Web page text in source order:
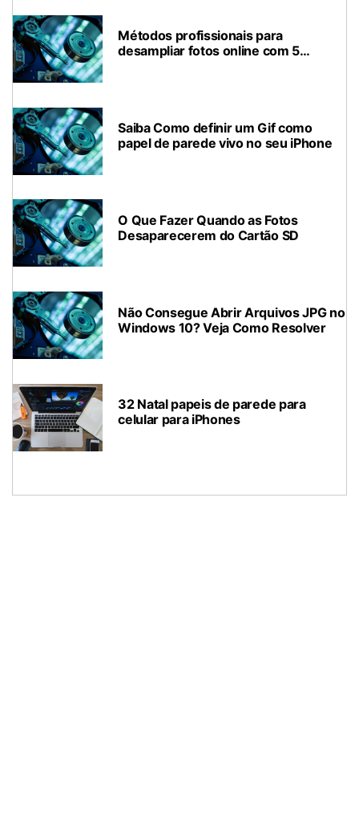
Métodos profissionais para
desampliar fotos online com 5
Saiba Como definir um Gif como
papel de parede vivo no seu iPhone
O Que Fazer Quando as Fotos
Desaparecerem do Cartão SD
Não Consegue Abrir Arquivos JPG no
Windows 10? Veja Como Resolver
32 Natal papeis de parede para
celular para iPhones